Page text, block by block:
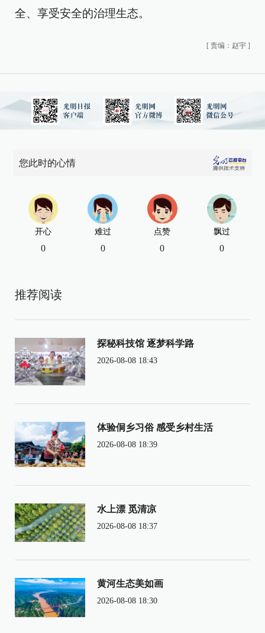
全、享受安全的治理生态。
[ 责编：赵宇 ]
您此时的心情
开心
0
难过
0
点赞
0
飘过
0
推荐阅读
探秘科技馆 逐梦科学路
2026-08-08 18:43
体验侗乡习俗 感受乡村生活
2026-08-08 18:39
水上漂 觅清凉
2026-08-08 18:37
黄河生态美如画
2026-08-08 18:30